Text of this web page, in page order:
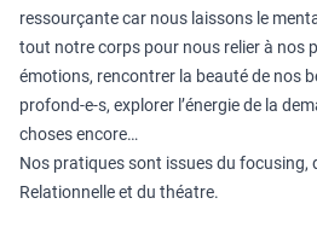
ressourçante car nous laissons le
tout notre corps pour nous relier à nos
émotions, rencontrer la beauté de nos
profond-e-s, explorer l’énergie de la
choses encore…
Nos pratiques sont issues du focusing,
Relationnelle et du théatre.